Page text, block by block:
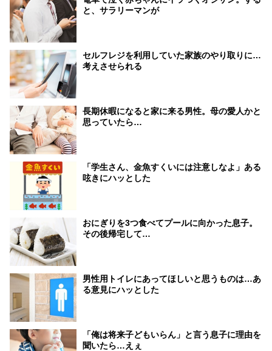
と、サラリーマンが
セルフレジを利用していた家族のやり取りに…
考えさせられる
長期休暇になると家に来る男性。母の愛人かと
思っていたら…
「学生さん、金魚すくいには注意しなよ」ある
呟きにハッとした
おにぎりを3つ食べてプールに向かった息子。
その後帰宅して…
男性用トイレにあってほしいと思うものは…あ
る意見にハッとした
「俺は将来子どもいらん」と言う息子に理由を
聞いたら…えぇ